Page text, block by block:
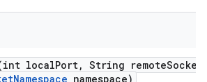
localPort, String remoteSocket
Namespace namespace)